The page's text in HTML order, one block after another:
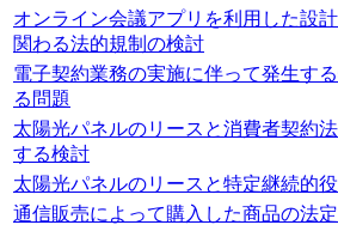
オンライン会議アプリを利用した設
関わる法的規制の検討
電子契約業務の実施に伴って発生す
る問題
太陽光パネルのリースと消費者契約
する検討
太陽光パネルのリースと特定継続的
通信販売によって購入した商品の法